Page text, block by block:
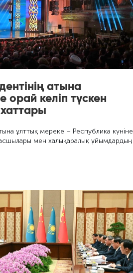
атына
орай келіп түскен
ұлттық мереке – Республика күніне
мен халықаралық ұйымдардың